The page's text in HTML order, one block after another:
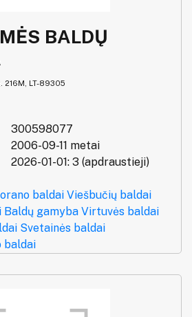
BALDŲ
216M, LT-89305
300598077
2006-09-11 metai
2026-01-01: 3 (apdraustieji)
baldai Viešbučių baldai
Baldų gamyba Virtuvės baldai
Svetainės baldai
baldai